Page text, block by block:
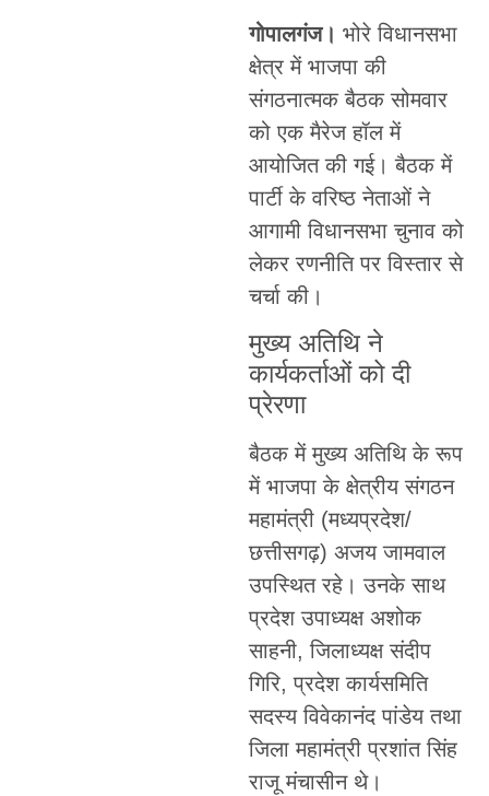
गोपालगंज। भोरे विधानसभा
क्षेत्र में भाजपा की
संगठनात्मक बैठक सोमवार
को एक मैरेज हॉल में
आयोजित की गई। बैठक में
पार्टी के वरिष्ठ नेताओं ने
आगामी विधानसभा चुनाव को
लेकर रणनीति पर विस्तार से
चर्चा की।
मुख्य अतिथि ने
कार्यकर्ताओं को दी
प्रेरणा
बैठक में मुख्य अतिथि के रूप
में भाजपा के क्षेत्रीय संगठन
महामंत्री (मध्यप्रदेश/
छत्तीसगढ़) अजय जामवाल
उपस्थित रहे। उनके साथ
प्रदेश उपाध्यक्ष अशोक
साहनी, जिलाध्यक्ष संदीप
गिरि, प्रदेश कार्यसमिति
सदस्य विवेकानंद पांडेय तथा
जिला महामंत्री प्रशांत सिंह
राजू मंचासीन थे।